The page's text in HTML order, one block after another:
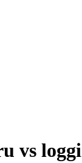
vs